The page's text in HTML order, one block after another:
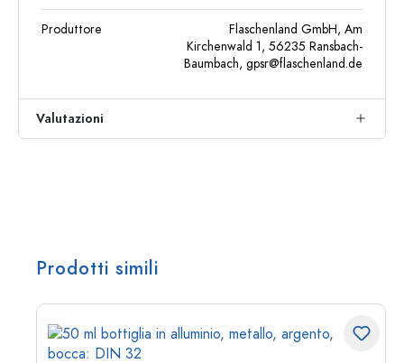
Produttore
Flaschenland GmbH, Am
Kirchenwald 1, 56235 Ransbach-
Baumbach, gpsr@flaschenland.de
Valutazioni
Prodotti simili